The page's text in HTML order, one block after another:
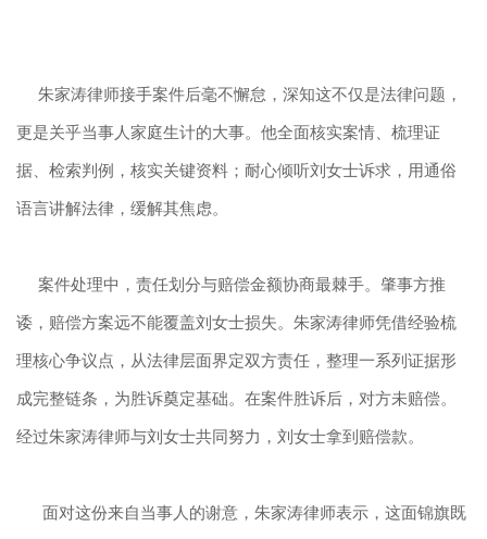
朱家涛律师接手案件后毫不懈怠，深知这不仅是法律问题，
更是关乎当事人家庭生计的大事。他全面核实案情、梳理证
据、检索判例，核实关键资料；耐心倾听刘女士诉求，用通俗
语言讲解法律，缓解其焦虑。
案件处理中，责任划分与赔偿金额协商最棘手。肇事方推
诿，赔偿方案远不能覆盖刘女士损失。朱家涛律师凭借经验梳
理核心争议点，从法律层面界定双方责任，整理一系列证据形
成完整链条，为胜诉奠定基础。在案件胜诉后，对方未赔偿。
经过朱家涛律师与刘女士共同努力，刘女士拿到赔偿款。
面对这份来自当事人的谢意，朱家涛律师表示，这面锦旗既